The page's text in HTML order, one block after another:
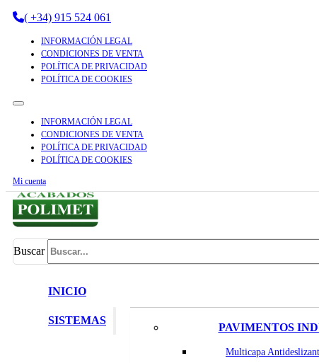
( +34) 915 524 061
INFORMACIÓN LEGAL
CONDICIONES DE VENTA
POLÍTICA DE PRIVACIDAD
POLÍTICA DE COOKIES
INFORMACIÓN LEGAL
CONDICIONES DE VENTA
POLÍTICA DE PRIVACIDAD
POLÍTICA DE COOKIES
Mi cuenta
Buscar
INICIO
SISTEMAS
PAVIMENTOS
Multicapa